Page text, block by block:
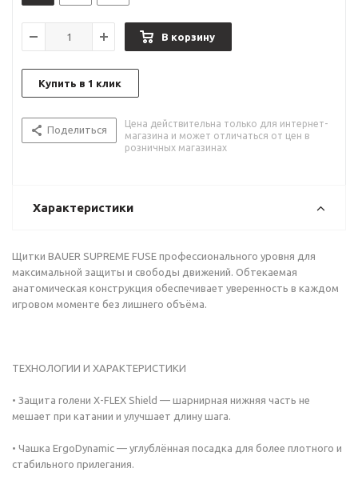
В корзину
Купить в 1 клик
Поделиться
Цена действительна только для интернет-
магазина и может отличаться от цен в
розничных магазинах
Характеристики
Щитки BAUER SUPREME FUSE профессионального уровня для
максимальной защиты и свободы движений. Обтекаемая
анатомическая конструкция обеспечивает уверенность в каждом
игровом моменте без лишнего объёма.
ТЕХНОЛОГИИ И ХАРАКТЕРИСТИКИ
• Защита голени X-FLEX Shield — шарнирная нижняя часть не
мешает при катании и улучшает длину шага.
• Чашка ErgoDynamic — углублённая посадка для более плотного и
стабильного прилегания.